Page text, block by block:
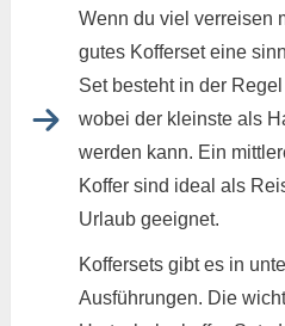
Wenn du viel verreisen
gutes Kofferset eine
Set besteht in der
wobei der kleinste als
werden kann. Ein
Koffer sind ideal als
Urlaub geeignet.
Koffersets gibt es in
Ausführungen. Die